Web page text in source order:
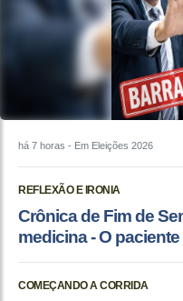
há 7 horas - Em Eleições 2026
REFLEXÃO E IRONIA
Crônica de Fim de
medicina - O
COMEÇANDO A CORRIDA